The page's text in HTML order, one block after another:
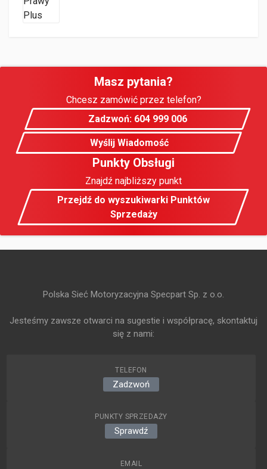
Masz pytania?
Chcesz zamówić przez telefon?
Zadzwoń: 604 999 006
Wyślij Wiadomość
Punkty Obsługi
Znajdź najbliższy punkt
Przejdź do wyszukiwarki Punktów
Sprzedaży
Polska Sieć Motoryzacyjna Specpart Sp. z o.o.
Jesteśmy zawsze otwarci na sugestie i współpracę, skontaktuj
się z nami:
TELEFON
Zadzwoń
PUNKTY SPRZEDAŻY
Sprawdź
EMAIL